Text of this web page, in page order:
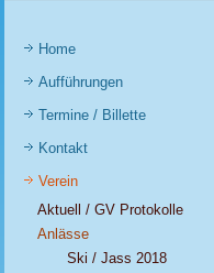
Home
Aufführungen
Termine / Billette
Kontakt
Verein
Aktuell / GV Protokolle
Anlässe
Ski / Jass 2018